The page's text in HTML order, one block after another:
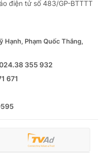
điện tử số 483/GP-BTTTT
Hạnh, Phạm Quốc Thắng,
355 932
671